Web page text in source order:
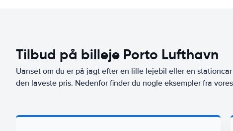
Tilbud på billeje Porto Lufthavn
Uanset om du er på jagt efter en lille lejebil eller en
den laveste pris. Nedenfor finder du nogle eksempler fra